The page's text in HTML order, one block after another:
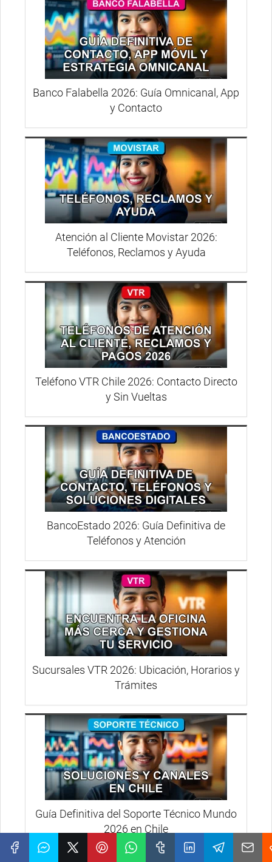
Banco Falabella 2026: Guía Omnicanal, App
y Contacto
Atención al Cliente Movistar 2026:
Teléfonos, Reclamos y Ayuda
Teléfono VTR Chile 2026: Contacto Directo
y Sin Vueltas
BancoEstado 2026: Guía Definitiva de
Teléfonos y Atención
Sucursales VTR 2026: Ubicación, Horarios y
Trámites
Guía Definitiva del Soporte Técnico Mundo
2026 en Chile